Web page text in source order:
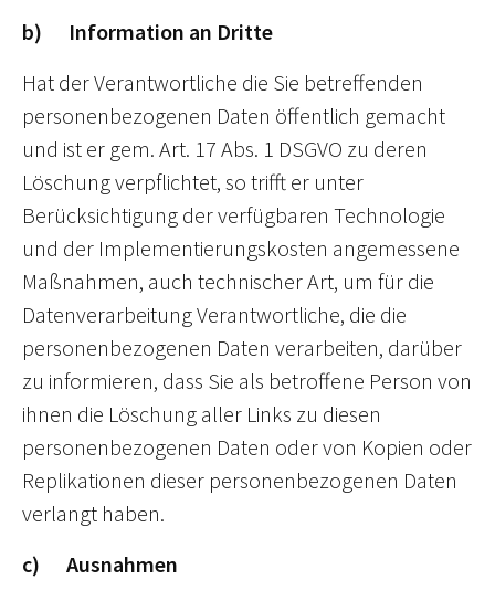
b) Information an Dritte
Hat der Verantwortliche die Sie betreffenden
personenbezogenen Daten öffentlich gemacht
und ist er gem. Art. 17 Abs. 1 DSGVO zu deren
Löschung verpflichtet, so trifft er unter
Berücksichtigung der verfügbaren Technologie
und der Implementierungskosten angemessene
Maßnahmen, auch technischer Art, um für die
Datenverarbeitung Verantwortliche, die die
personenbezogenen Daten verarbeiten, darüber
zu informieren, dass Sie als betroffene Person von
ihnen die Löschung aller Links zu diesen
personenbezogenen Daten oder von Kopien oder
Replikationen dieser personenbezogenen Daten
verlangt haben.
c) Ausnahmen